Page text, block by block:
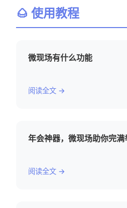
🌰 使用教程
微现场有什么功能
阅读全文 →
年会神器，微现场助你完
阅读全文 →